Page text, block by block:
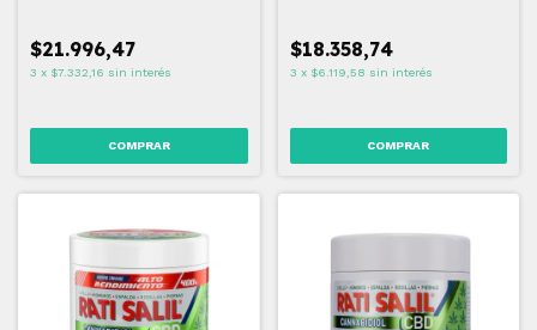
$21.996,47
3 x $7.332,16 sin interés
$18.358,74
3 x $6.119,58 sin interés